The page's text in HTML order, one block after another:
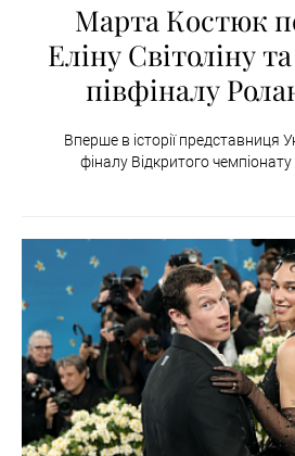
Марта Костюк
Еліну Світоліну
півфіналу
Вперше в історії представниця
фіналу Відкритого чемпіонату